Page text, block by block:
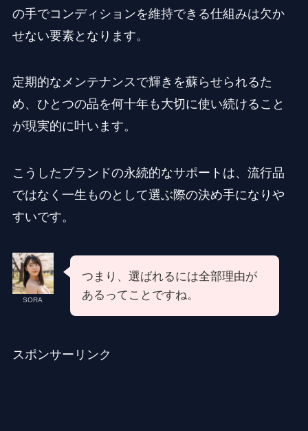
の手でコンディションを維持できる仕組みは欠か
せない要素となります。
定期的なメンテナンスで輝きを蘇らせられるた
め、ひとつの品を何十年も大切に使い続けること
が現実的に叶います。
こうしたブランドの永続的なサポートは、流行品
ではなく一生ものとして選ぶ際の決め手になりや
すいです。
SORA
つまり、選ばれるには全部理由が
あるってことですね。
スポンサーリンク